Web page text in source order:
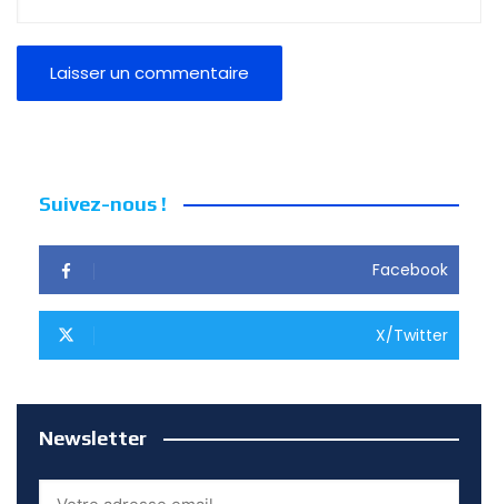
Suivez-nous !
Facebook
X/Twitter
Newsletter